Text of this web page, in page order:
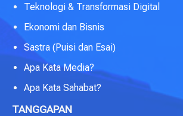
Teknologi & Transformasi Digital
Ekonomi dan Bisnis
Sastra (Puisi dan Esai)
Apa Kata Media?
Apa Kata Sahabat?
TANGGAPAN